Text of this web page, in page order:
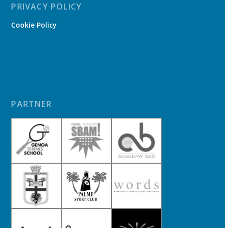
PRIVACY POLICY
Cookie Policy
PARTNER